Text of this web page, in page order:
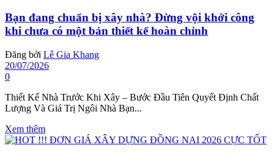
Bạn đang chuẩn bị xây nhà? Đừng vội khởi công
khi chưa có một bản thiết kế hoàn chỉnh
Đăng bởi Lê Gia Khang
20/07/2026
0
Thiết Kế Nhà Trước Khi Xây – Bước Đầu Tiên Quyết Định Chất
Lượng Và Giá Trị Ngôi Nhà Bạn...
Xem thêm